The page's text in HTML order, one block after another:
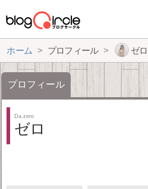
ホーム プロフィール ゼロ
プロフィール
Da.zero
ゼロ